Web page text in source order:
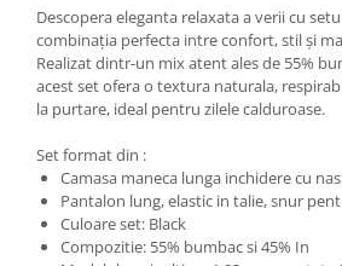
Descopera eleganta relaxata a verii cu
combinația perfecta intre confort, stil și
Realizat dintr-un mix atent ales de 55%
acest set ofera o textura naturala,
la purtare, ideal pentru zilele calduroase.
Set format din :
Camasa maneca lunga inchidere cu
Pantalon lung, elastic in talie, snur
Culoare set: Black
Compozitie: 55% bumbac si 45% In